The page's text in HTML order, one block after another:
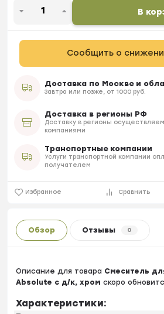
В
Сообщить о
Доставка по Москве и
Завтра или позже, от 1000 руб.
Доставка в регионы РФ
Доставку в регионы
компаниями
Транспортные компании
Услуги транспортной компании
получателем
Избранное Сравнить
Обзор Отзывы 0
Описание для товара Смеситель
Absolute с д/к, хром скоро
Характеристики: